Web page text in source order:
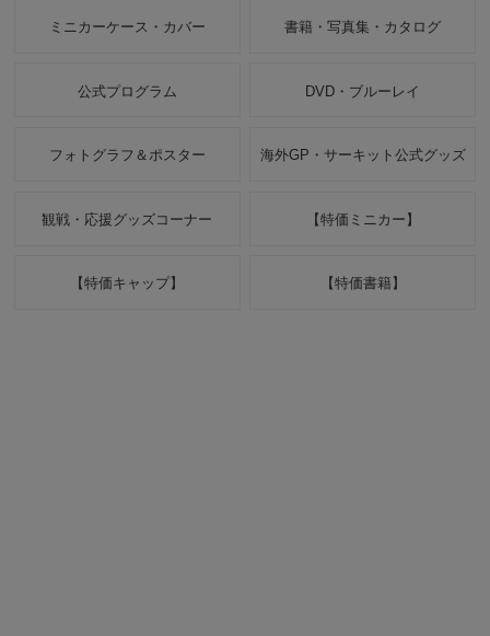
ミニカーケース・カバー 書籍・写真集・カタログ
公式プログラム DVD・ブルーレイ
フォトグラフ＆ポスター 海外GP・サーキット公式グッズ
観戦・応援グッズコーナー 【特価ミニカー】
【特価キャップ】 【特価書籍】